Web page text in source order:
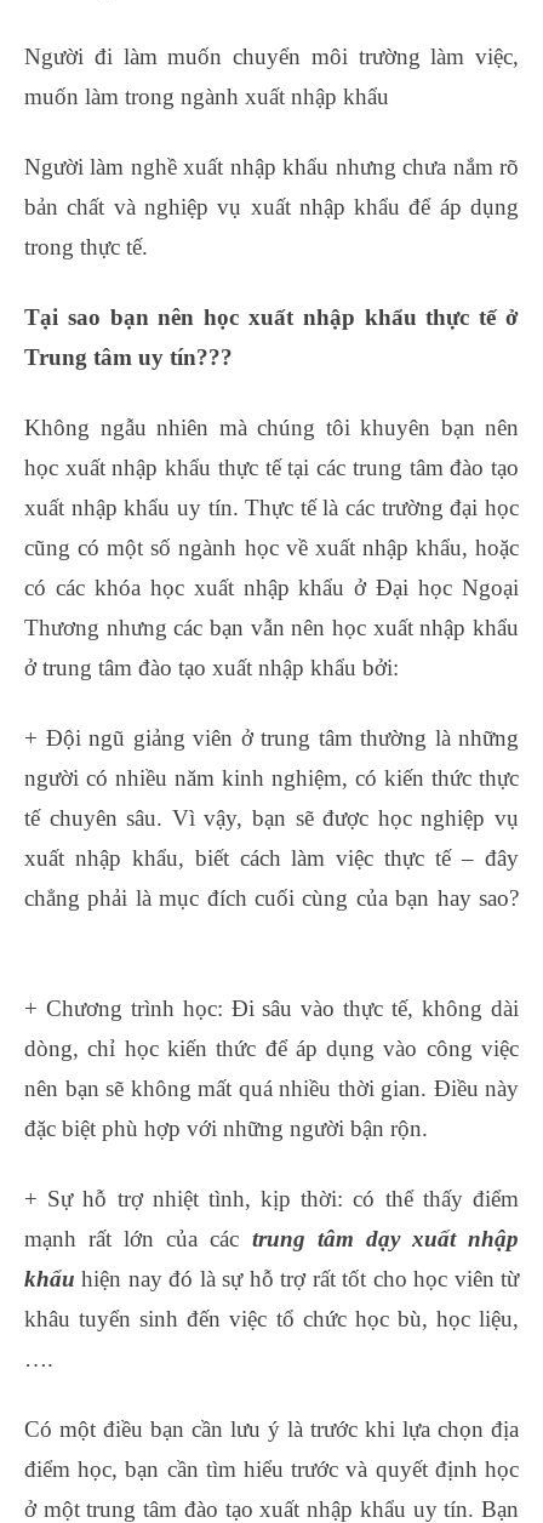
Người đi làm muốn chuyển môi trường làm việc,
muốn làm trong ngành xuất nhập khẩu
Người làm nghề xuất nhập khẩu nhưng chưa nắm rõ
bản chất và nghiệp vụ xuất nhập khẩu để áp dụng
trong thực tế.
Tại sao bạn nên học xuất nhập khẩu thực tế ở
Trung tâm uy tín???
Không ngẫu nhiên mà chúng tôi khuyên bạn nên
học xuất nhập khẩu thực tế tại các trung tâm đào tạo
xuất nhập khẩu uy tín. Thực tế là các trường đại học
cũng có một số ngành học về xuất nhập khẩu, hoặc
có các khóa học xuất nhập khẩu ở Đại học Ngoại
Thương nhưng các bạn vẫn nên học xuất nhập khẩu
ở trung tâm đào tạo xuất nhập khẩu bởi:
+ Đội ngũ giảng viên ở trung tâm thường là những
người có nhiều năm kinh nghiệm, có kiến thức thực
tế chuyên sâu. Vì vậy, bạn sẽ được học nghiệp vụ
xuất nhập khẩu, biết cách làm việc thực tế – đây
chẳng phải là mục đích cuối cùng của bạn hay sao?
+ Chương trình học: Đi sâu vào thực tế, không dài
dòng, chỉ học kiến thức để áp dụng vào công việc
nên bạn sẽ không mất quá nhiều thời gian. Điều này
đặc biệt phù hợp với những người bận rộn.
+ Sự hỗ trợ nhiệt tình, kịp thời: có thể thấy điểm
mạnh rất lớn của các trung tâm dạy xuất nhập
khẩu hiện nay đó là sự hỗ trợ rất tốt cho học viên từ
khâu tuyển sinh đến việc tổ chức học bù, học liệu,
….
Có một điều bạn cần lưu ý là trước khi lựa chọn địa
điểm học, bạn cần tìm hiểu trước và quyết định học
ở một trung tâm đào tạo xuất nhập khẩu uy tín. Bạn